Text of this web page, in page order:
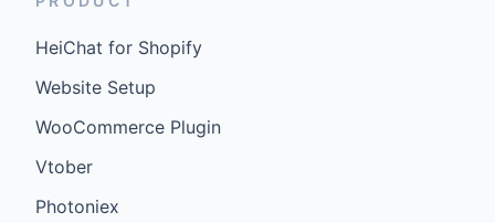
HeiChat for Shopify
Website Setup
WooCommerce Plugin
Vtober
Photoniex